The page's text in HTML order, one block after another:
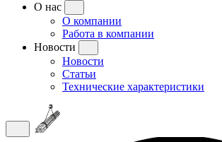
О нас
О компании
Работа в компании
Новости
Новости
Статьи
Технические характеристики